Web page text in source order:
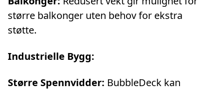
større balkonger uten behov for ekstra
støtte.
Industrielle Bygg:
Større Spennvidder: BubbleDeck kan